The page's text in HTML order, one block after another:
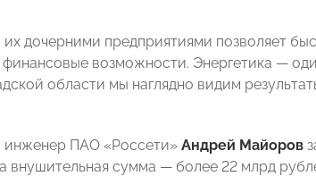
дочерними предприятиями позволяет
возможности. Энергетика —
области мы наглядно видим
инженер ПАО «Россети» Андрей Майоров
внушительная сумма — более 22 млрд